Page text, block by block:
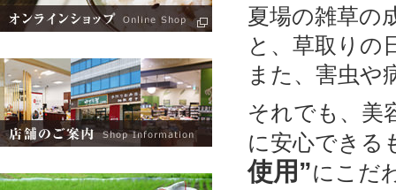
夏場の雑草の
と、草取りの
また、害虫や
それでも、美
に安心できる
使用”にこだ